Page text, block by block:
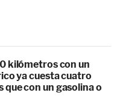
kilómetros con un
ya cuesta cuatro
que con un gasolina o